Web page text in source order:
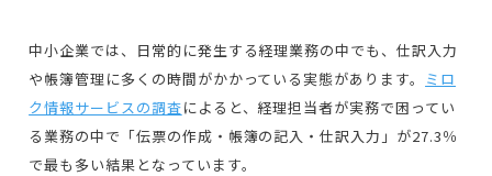
中小企業では、日常的に発生する経理業務の中でも、仕訳入力
や帳簿管理に多くの時間がかかっている実態があります。
ミロ
ク情報サービスの調査によると、経理担当者が実務で困ってい
る業務の中で「伝票の作成・帳簿の記入・仕訳入力」が27.3％
で最も多い結果となっています。